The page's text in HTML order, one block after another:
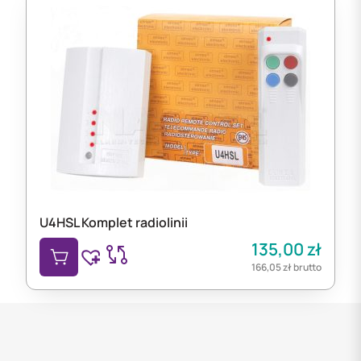
U4HSL Komplet radiolinii
135,00zł
166,05złbrutto